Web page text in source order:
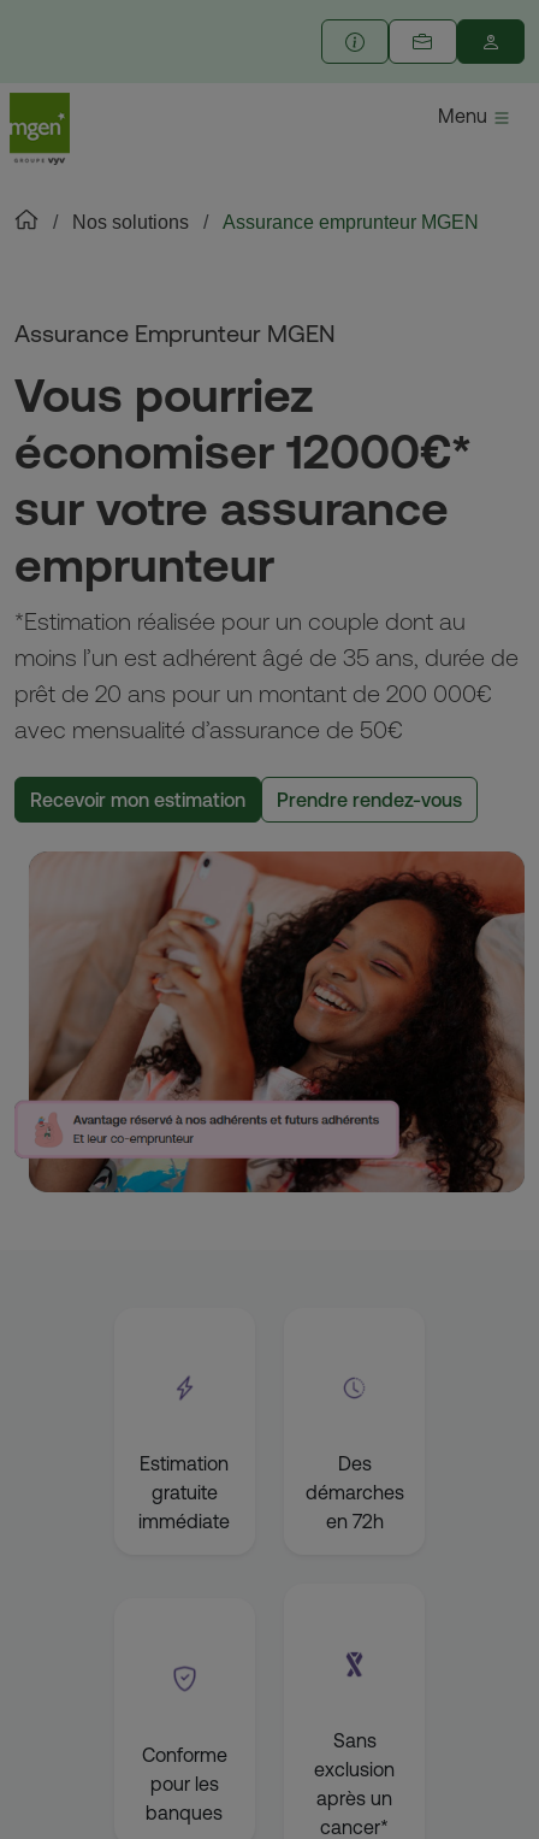
Menu
Nos solutions Assurance emprunteur MGEN
Assurance Emprunteur MGEN
Vous pourriez
économiser 12000€*
sur votre assurance
emprunteur
*Estimation réalisée pour un couple dont au
moins l’un est adhérent âgé de 35 ans, durée de
prêt de 20 ans pour un montant de 200 000€
avec mensualité d’assurance de 50€
Recevoir mon estimation Prendre rendez-vous
Estimation
gratuite
immédiate
Des
démarches
en 72h
Conforme
pour les
banques
Sans
exclusion
après un
cancer*